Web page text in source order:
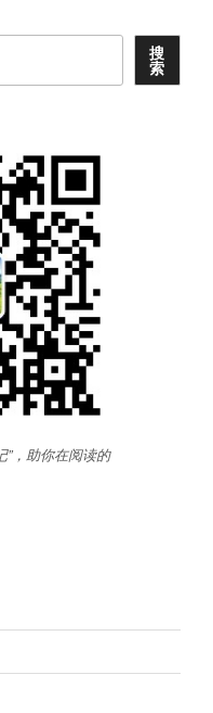
搜
索
”，助你在阅读的